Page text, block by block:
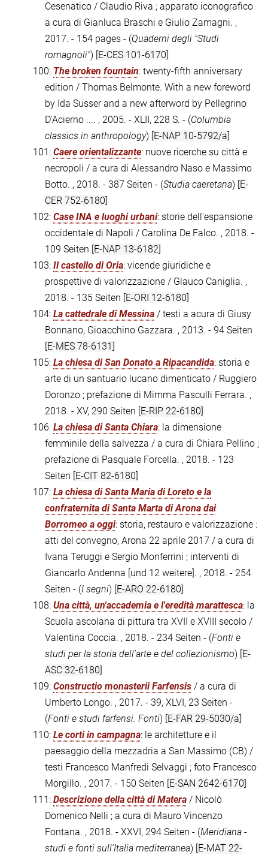
Cesenatico / Claudio Riva ; apparato iconografico
a cura di Gianluca Braschi e Giulio Zamagni. ,
2017. - 154 pages - (Quaderni degli "Studi
romagnoli") [E-CES 101-6170]
100: The broken fountain: twenty-fifth anniversary
edition / Thomas Belmonte. With a new foreword
by Ida Susser and a new afterword by Pellegrino
D'Acierno .... , 2005. - XLII, 228 S. - (Columbia
classics in anthropology) [E-NAP 10-5792/a]
101: Caere orientalizzante: nuove ricerche su città e
necropoli / a cura di Alessandro Naso e Massimo
Botto. , 2018. - 387 Seiten - (Studia caeretana) [E-
CER 752-6180]
102: Case INA e luoghi urbani: storie dell'espansione
occidentale di Napoli / Carolina De Falco. , 2018. -
109 Seiten [E-NAP 13-6182]
103: Il castello di Oria: vicende giuridiche e
prospettive di valorizzazione / Glauco Caniglia. ,
2018. - 135 Seiten [E-ORI 12-6180]
104: La cattedrale di Messina / testi a acura di Giusy
Bonnano, Gioacchino Gazzara. , 2013. - 94 Seiten
[E-MES 78-6131]
105: La chiesa di San Donato a Ripacandida: storia e
arte di un santuario lucano dimenticato / Ruggiero
Doronzo ; prefazione di Mimma Pasculli Ferrara. ,
2018. - XV, 290 Seiten [E-RIP 22-6180]
106: La chiesa di Santa Chiara: la dimensione
femminile della salvezza / a cura di Chiara Pellino ;
prefazione di Pasquale Forcella. , 2018. - 123
Seiten [E-CIT 82-6180]
107: La chiesa di Santa Maria di Loreto e la
confraternita di Santa Marta di Arona dai
Borromeo a oggi: storia, restauro e valorizzazione :
atti del convegno, Arona 22 aprile 2017 / a cura di
Ivana Teruggi e Sergio Monferrini ; interventi di
Giancarlo Andenna [und 12 weitere]. , 2018. - 254
Seiten - (I segni) [E-ARO 22-6180]
108: Una città, un'accademia e l'eredità marattesca: la
Scuola ascolana di pittura tra XVII e XVIII secolo /
Valentina Coccia. , 2018. - 234 Seiten - (Fonti e
studi per la storia dell'arte e del collezionismo) [E-
ASC 32-6180]
109: Constructio monasterii Farfensis / a cura di
Umberto Longo. , 2017. - 39, XLVI, 23 Seiten -
(Fonti e studi farfensi. Fonti) [E-FAR 29-5030/a]
110: Le corti in campagna: le architetture e il
paesaggio della mezzadria a San Massimo (CB) /
testi Francesco Manfredi Selvaggi ; foto Francesco
Morgillo. , 2017. - 150 Seiten [E-SAN 2642-6170]
111: Descrizione della città di Matera / Nicolò
Domenico Nelli ; a cura di Mauro Vincenzo
Fontana. , 2018. - XXVI, 294 Seiten - (Meridiana -
studi e fonti sull'Italia mediterranea) [E-MAT 22-